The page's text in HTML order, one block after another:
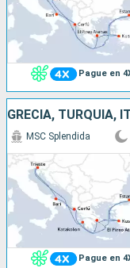
Pague en
GRECIA, TURQUÍA,
Pague en
MSC Splendida